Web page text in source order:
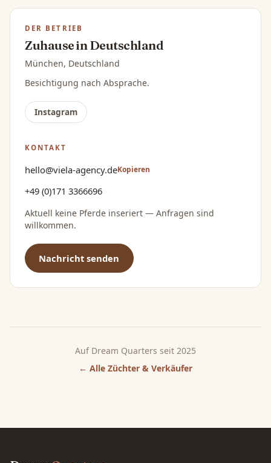
DER BETRIEB
Zuhause in Deutschland
München, Deutschland
Besichtigung nach Absprache.
Instagram
KONTAKT
hello@viela-agency.deKopieren
+49 (0)171 3366696
Aktuell keine Pferde inseriert — Anfragen sind
willkommen.
Nachricht senden
Auf Dream Quarters seit 2025
← Alle Züchter & Verkäufer